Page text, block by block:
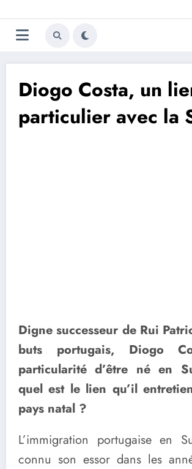
au
contenu
Trivela
Diogo Costa, un
particulier avec la
Digne successeur de Rui
buts portugais, Diogo
particularité d’être né en
quel est le lien qu’il
pays natal ?
L’immigration portugaise en
connu son essor dans les